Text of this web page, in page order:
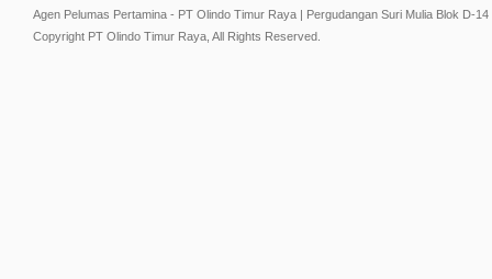
Agen Pelumas Pertamina - PT Olindo Timur Raya | Pergudangan Suri Mulia Blok D-
Copyright PT Olindo Timur Raya, All Rights Reserved.